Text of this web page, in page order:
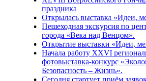
праздника
Открылась выставка «Идеи,
Пешеходная экскурсия по
города «Века над Венцом».
Открытие выставки «Идеи,
Начала работу XXVI
фотовыставка-конкурс
Безопасность – Жизнь».
Сегодня стартует приём